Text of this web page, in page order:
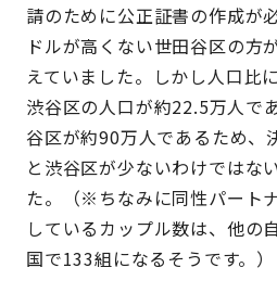
請のために公正証書の作成が
ドルが高くない世田谷区の方
えていました。しかし人口比
渋谷区の人口が約22.5万人で
谷区が約90万人であるため、
と渋谷区が少ないわけではな
た。（※ちなみに同性パート
しているカップル数は、他の
国で133組になるそうです。）